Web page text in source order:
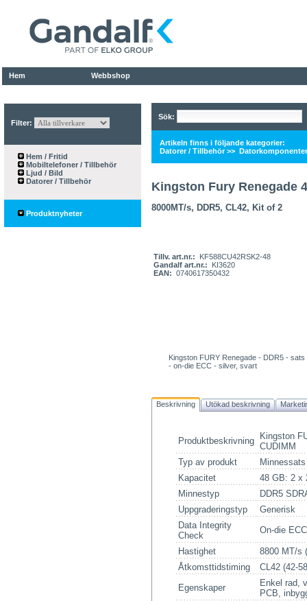
Hem Webbshop
Filter:
Hem / Fritid
Mobiltelefoner / Tillbehör
Ljud / Bild
Datorer / Tillbehör
Produktnyheter
Sök:
Artikeln finns i följande kategorier:
Datorer / Tillbehör>> Datorkomponenter
Kingston Fury Renegade
8000MT/s, DDR5, CL42, Kit of 2
Tillv. art.nr.:
KF588CU42RSK2-48
Gandalf art.nr.:
KI3620
EAN: 0740617350432
Kingston FURY Renegade - DDR5 -
- on-die ECC - silver, svart
Beskrivning Utökad beskrivning
Produktbeskrivning
Kingston
CUDIMM
Typ av produkt
Minnessats
Kapacitet
48 GB: 2 x
Minnestyp
DDR5
Uppgraderingstyp
Generisk
Data Integrity
Check
On-die ECC
Hastighet
8800 MT/s
Åtkomsttidstiming
CL42 (42-
Egenskaper
Enkel rad,
PCB,